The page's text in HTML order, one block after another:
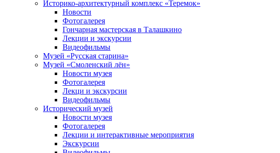
Историко-архитектурный комплекс «Теремок»
Новости
Фотогалерея
Гончарная мастерская в Талашкино
Лекции и экскурсии
Видеофильмы
Музей «Русская старина»
Музей «Смоленский лён»
Новости музея
Фотогалерея
Лекци и экскурсии
Видеофильмы
Исторический музей
Новости музея
Фотогалерея
Лекции и интерактивные мероприятия
Экскурсии